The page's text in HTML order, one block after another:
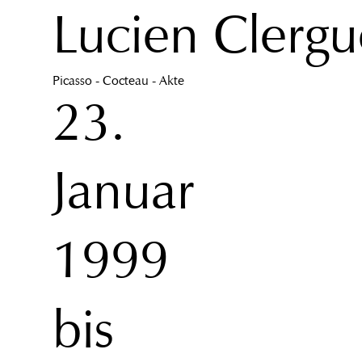
Lucien
Picasso - Cocteau - Akte
23.
Januar
1999
bis